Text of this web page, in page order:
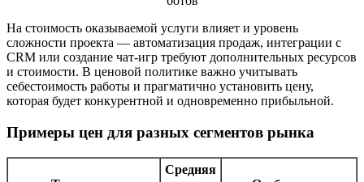
На стоимость оказываемой услуги влияет и уровень
сложности проекта — автоматизация продаж, интеграции с
CRM или создание чат-игр требуют дополнительных ресурсов
и стоимости. В ценовой политике важно учитывать
себестоимость работы и прагматично установить цену,
которая будет конкурентной и одновременно прибыльной.
Примеры цен для разных сегментов рынка
Средняя